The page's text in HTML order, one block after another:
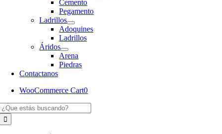
Cemento
Pegamento
Ladrillos
Adoquines
Ladrillos
Áridos
Arena
Piedras
Contactanos
WooCommerce Cart0